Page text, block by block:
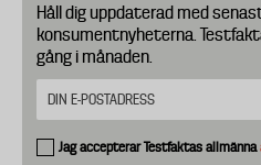
Håll dig uppdaterad med
konsumentnyheterna.
gång i månaden.
Jag accepterar Testfaktas allmänna